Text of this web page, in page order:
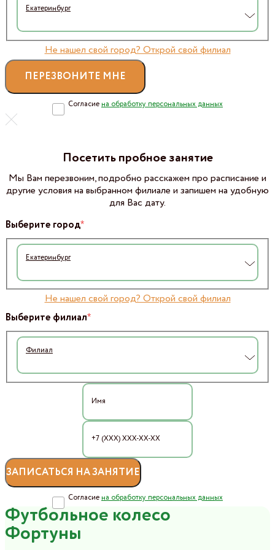
Екатеринбург
Не нашел свой город? Открой свой филиал
Согласие на обработку персональных данных
Посетить пробное занятие
Мы Вам перезвоним, подробно расскажем про расписание и
другие условия на выбранном филиале и запишем на удобную
для Вас дату.
Выберите город*
Екатеринбург
Не нашел свой город? Открой свой филиал
Выберите филиал*
Филиал
Согласие на обработку персональных данных
Футбольное колесо
Фортуны